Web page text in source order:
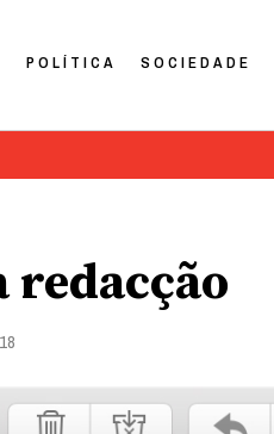
POLÍTICA SOCIEDADE
redacção